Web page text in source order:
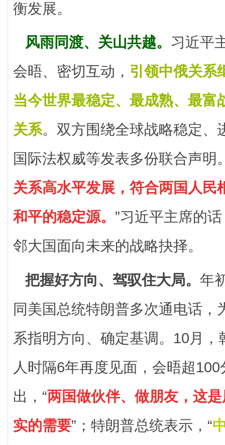
衡发展。
风雨同渡、关山共越。 习近平
会晤、密切互动， 引领中俄关系
当今世界最稳定、最成熟、最富
关系。双方围绕全球战略稳定、
国际法权威等发表多份联合声明
关系高水平发展，符合两国人民
和平的稳定源。 ”习近平主席的
邻大国面向未来的战略抉择。
把握好方向、驾驭住大局。 年
同美国总统特朗普多次通电话，
系指明方向、确定基调。10月，
人时隔6年再度见面，会晤超
出，“两国做伙伴、做朋友，这
实的需要”；特朗普总统表示，“